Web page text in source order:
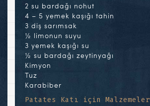
2 su bardağı nohut
4 – 5 yemek kaşığı tahin
3 diş sarımsak
½ limonun suyu
3 yemek kaşığı su
½ su bardağı zeytinyağı
Kimyon
Tuz
Karabiber
Patates Katı için Malzemeler